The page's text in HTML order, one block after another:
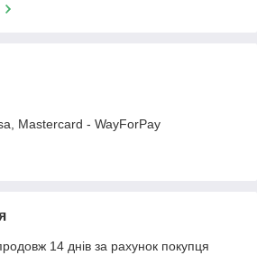
Mastercard - WayForPay
14 днів за рахунок покупця